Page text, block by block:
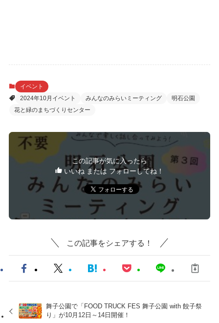
イベント
2024年10月イベント
みんなのみらいミーティング
明石公園
花と緑のまちづくりセンター
この記事が気に入ったら
いいね または フォローしてね！
この記事をシェアする！
舞子公園で「FOOD TRUCK FES 舞子公園 with 餃子祭
り」が10月12日～14日開催！